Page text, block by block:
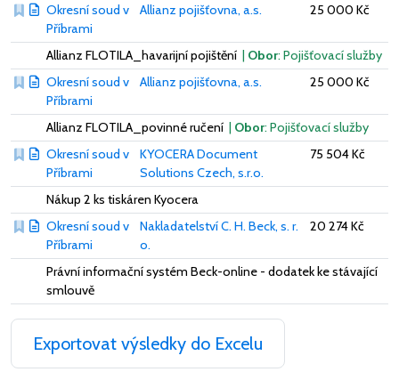
Okresní soud v
Příbrami
Allianz pojišťovna, a.s. 25 000 Kč
Allianz FLOTILA_havarijní pojištění | Obor: Pojišťovací služby
Okresní soud v
Příbrami
Allianz pojišťovna, a.s. 25 000 Kč
Allianz FLOTILA_povinné ručení | Obor: Pojišťovací služby
Okresní soud v
Příbrami
KYOCERA Document
Solutions Czech, s.r.o.
75 504 Kč
Nákup 2 ks tiskáren Kyocera
Okresní soud v
Příbrami
Nakladatelství C. H. Beck, s. r.
o.
20 274 Kč
Právní informační systém Beck-online - dodatek ke stávající
smlouvě
Exportovat výsledky do Excelu